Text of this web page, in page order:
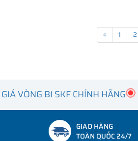
« 1 2
VÒNG BI SKF CHÍNH HÃNG
GIAO HÀNG
TOÀN QUỐC 24/7